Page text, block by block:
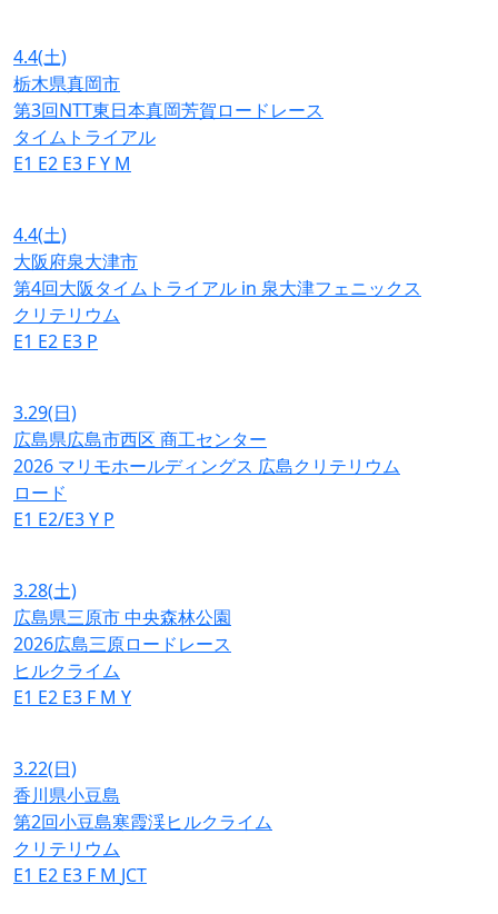
4.4(土)
栃木県真岡市
第3回NTT東日本真岡芳賀ロードレース
タイムトライアル
E1 E2 E3 FY M
4.4(土)
大阪府泉大津市
第4回大阪タイムトライアル in 泉大津フェニックス
クリテリウム
E1 E2 E3 P
3.29(日)
広島県広島市西区 商工センター
2026 マリモホールディングス 広島クリテリウム
ロード
E1 E2/E3Y P
3.28(土)
広島県三原市 中央森林公園
2026広島三原ロードレース
ヒルクライム
E1 E2 E3 F M Y
3.22(日)
香川県小豆島
第2回小豆島寒霞渓ヒルクライム
クリテリウム
E1 E2 E3 F M JCT